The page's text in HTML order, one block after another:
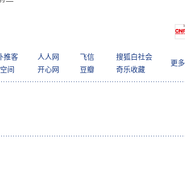
推客
间
人人网
开心网
飞信
豆瓣
搜狐白社会
奇乐收藏
更多